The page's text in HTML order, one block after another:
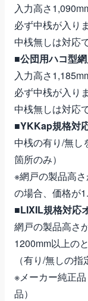
入力高さ
必ず中桟が入りま
中桟無しは対応
■公団用ハコ型
入力高さ
必ず中桟が入りま
中桟無しは対応
■YKKap規格対
中桟の有り/無し
箇所のみ）
※網戸の製品高
の場合、価格が
■LIXIL規格対応
網戸の製品高さ
1200mm以上の
（有り/無しの指
※メーカー純正
品）